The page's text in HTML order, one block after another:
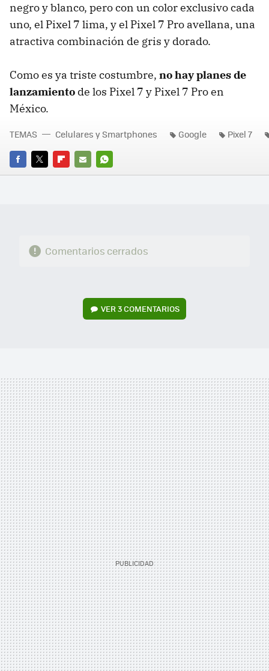
negro y blanco, pero con un color exclusivo cada
uno, el Pixel 7 lima, y el Pixel 7 Pro avellana, una
atractiva combinación de gris y dorado.
Como es ya triste costumbre, no hay planes de
lanzamiento de los Pixel 7 y Pixel 7 Pro en
México.
FACEBOOK
TWITTERFLIPBOARD
E-
WHATSAPP
TEMAS Celulares y Smartphones Google Pixel 7
Comentarios cerrados
VER3 COMENTARIOS